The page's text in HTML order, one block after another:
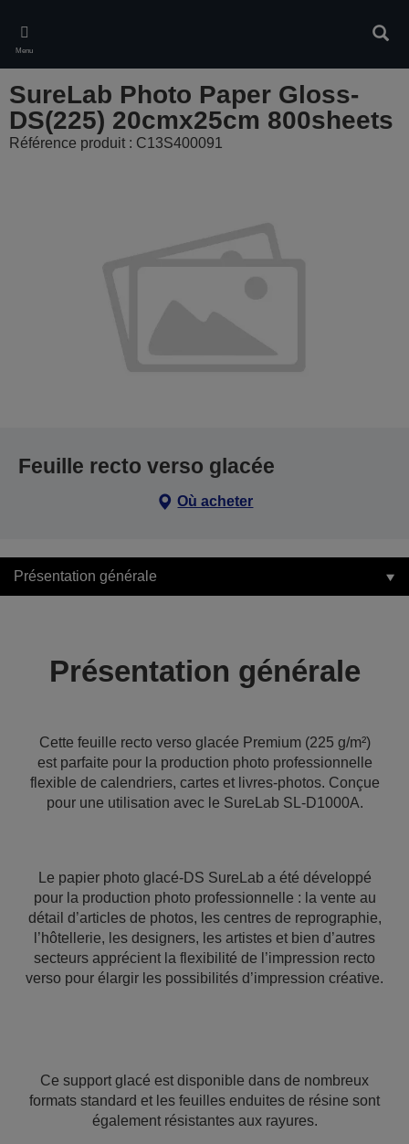
main
content
Menu
SureLab Photo Paper Gloss-
DS(225) 20cmx25cm 800sheets
Référence produit : C13S400091
Feuille recto verso glacée
Où acheter
Présentation générale
Présentation générale
Cette feuille recto verso glacée Premium (225 g/m²)
est parfaite pour la production photo professionnelle
flexible de calendriers, cartes et livres-photos. Conçue
pour une utilisation avec le SureLab SL-D1000A.
Le papier photo glacé-DS SureLab a été développé
pour la production photo professionnelle : la vente au
détail d’articles de photos, les centres de reprographie,
l’hôtellerie, les designers, les artistes et bien d’autres
secteurs apprécient la flexibilité de l’impression recto
verso pour élargir les possibilités d’impression créative.
Ce support glacé est disponible dans de nombreux
formats standard et les feuilles enduites de résine sont
également résistantes aux rayures.